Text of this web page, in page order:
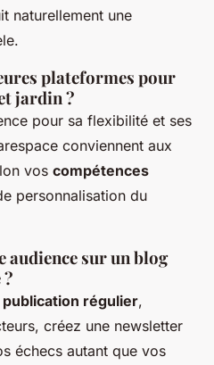
naturellement une
plateformes pour
jardin ?
pour sa flexibilité et ses
conviennent aux
vos compétences
personnalisation du
audience sur un blog
régulier,
créez une newsletter
échecs autant que vos